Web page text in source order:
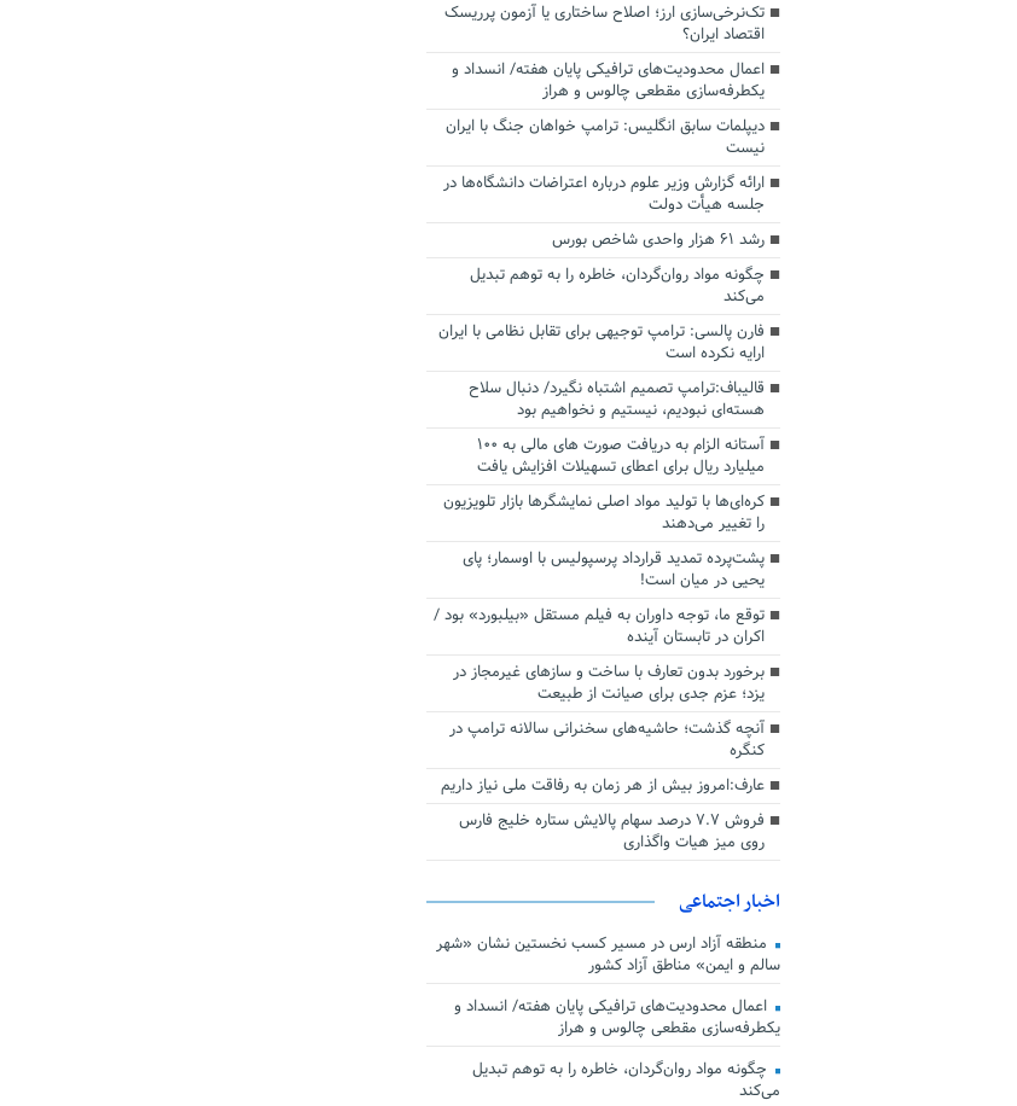
تک‌نرخی‌سازی ارز؛ اصلاح ساختاری یا آزمون پرریسک
اقتصاد ایران؟
اعمال محدودیت‌های ترافیکی پایان هفته/ انسداد و
یکطرفه‌سازی مقطعی چالوس و هراز
دیپلمات سابق انگلیس:‌ ترامپ خواهان جنگ با ایران
نیست
ارائه گزارش وزیر علوم درباره اعتراضات دانشگاه‌ها در
جلسه هیأت دولت
رشد ۶۱ هزار واحدی شاخص بورس
چگونه مواد روان‌گردان، خاطره را به توهم تبدیل
می‌کند
فارن پالسی: ترامپ توجیهی برای تقابل نظامی با ایران
ارایه نکرده است
قالیباف:ترامپ تصمیم اشتباه نگیرد/ دنبال سلاح
هسته‌ای نبودیم، نیستیم و نخواهیم بود
آستانه الزام به دریافت صورت های مالی به ۱۰۰
میلیارد ریال برای اعطای تسهیلات افزایش یافت
کره‌ای‌ها با تولید مواد اصلی نمایشگرها بازار تلویزیون
را تغییر می‌دهند
پشت‌پرده تمدید قرارداد پرسپولیس با اوسمار؛ پای
یحیی در میان است!
توقع ما، توجه داوران به فیلم مستقل «بیلبورد» بود /
اکران در تابستان آینده
برخورد بدون تعارف با ساخت‌ و سازهای غیرمجاز در
یزد؛ عزم جدی برای صیانت از طبیعت
آنچه گذشت؛ حاشیه‌های سخنرانی سالانه ترامپ در
کنگره
عارف:امروز بیش از هر زمان به رفاقت ملی نیاز داریم
فروش ۷.۷ درصد سهام پالایش ستاره خلیج فارس
روی میز هیات واگذاری
اخبار اجتماعی
منطقه آزاد ارس در مسیر کسب نخستین نشان «شهر
سالم و ایمن» مناطق آزاد کشور
اعمال محدودیت‌های ترافیکی پایان هفته/ انسداد و
یکطرفه‌سازی مقطعی چالوس و هراز
چگونه مواد روان‌گردان، خاطره را به توهم تبدیل
می‌کند